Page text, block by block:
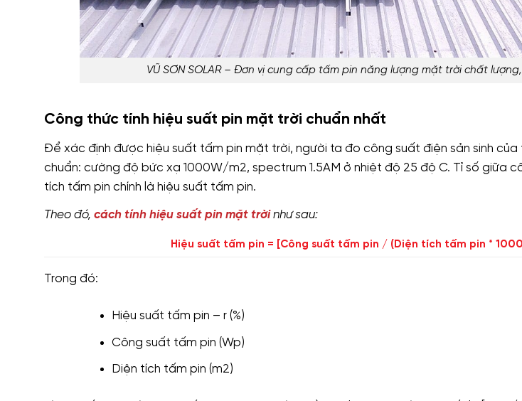
VŨ SƠN SOLAR – Đơn vị cung cấp tấm pin năng lượng mặt trời chất
Công thức tính hiệu suất pin mặt trời chuẩn nhất
Để xác định được hiệu suất tấm pin mặt trời, người ta đo công suất điện sản sinh
chuẩn: cường độ bức xạ 1000W/m2, spectrum 1.5AM ở nhiệt độ 25 độ C. Tỉ số giữa
tích tấm pin chính là hiệu suất tấm pin.
Theo đó, cách tính hiệu suất pin mặt trờinhư sau:
Hiệu suất tấm pin = [Công suất tấm pin / (Diện tích tấm pin *
Trong đó:
Hiệu suất tấm pin – r (%)
Công suất tấm pin (Wp)
Diện tích tấm pin (m2)